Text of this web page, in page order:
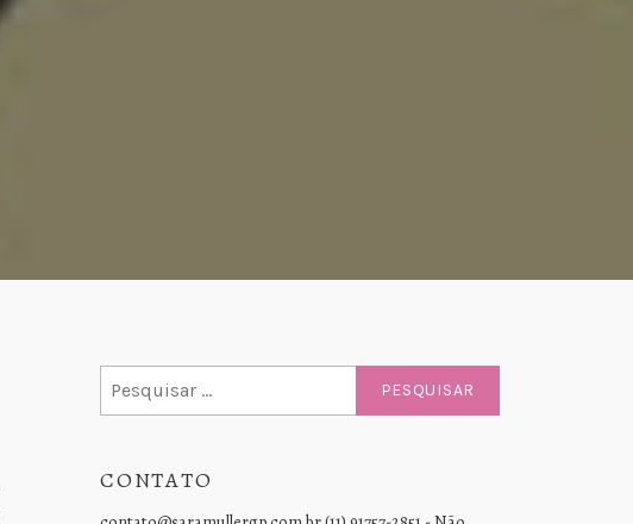
por:
CONTATO